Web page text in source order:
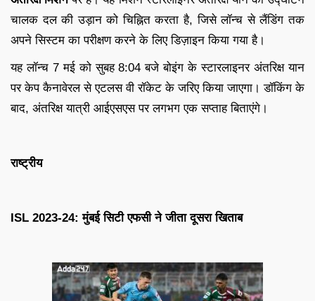
चालक दल की उड़ान को चिह्नित करता है, जिसे लॉन्च से लैंडिंग तक
अपने सिस्टम का परीक्षण करने के लिए डिज़ाइन किया गया है।
यह लॉन्च 7 मई को सुबह 8:04 बजे बोइंग के स्टारलाइनर अंतरिक्ष यान
पर केप कैनावेरल से एटलस वी रॉकेट के जरिए किया जाएगा। डॉकिंग के
बाद, अंतरिक्ष यात्री आईएसएस पर लगभग एक सप्ताह बिताएंगे।
राष्ट्रीय
ISL 2023-24: मुंबई सिटी एफसी ने जीता दूसरा खिताब